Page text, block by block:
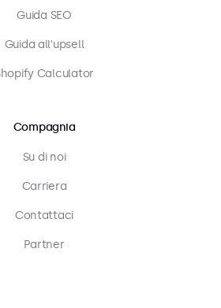
Guida SEO
Guida all'upsell
Calculator
Compagnia
Su di noi
Carriera
Contattaci
Partner